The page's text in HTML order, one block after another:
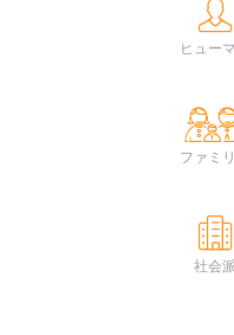
ヒュー
ファミ
社会派